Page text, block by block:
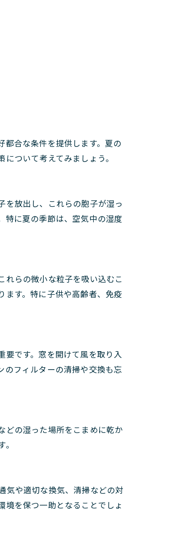
都合な条件を提供します。夏の
ついて考えてみましょう。
を放出し、これらの胞子が湿っ
特に夏の季節は、空気中の湿度
れらの微小な粒子を吸い込むこ
ます。特に子供や高齢者、免疫
要です。窓を開けて風を取り入
のフィルターの清掃や交換も忘
どの湿った場所をこまめに乾か
気や適切な換気、清掃などの対
を保つ一助となることでしょ